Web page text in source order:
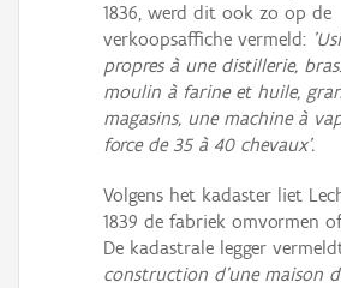
1836, werd dit ook zo op de
verkoopsaffiche vermeld:
propres à une distillerie,
moulin à farine et huile,
magasins, une machine à
force de 35 à 40 chevaux'.
Volgens het kadaster liet
1839 de fabriek omvormen
De kadastrale legger
construction d'une maison